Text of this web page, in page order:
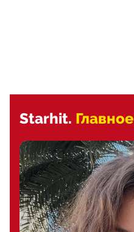
Starhit. Главное